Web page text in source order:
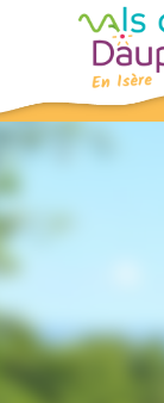
Panneau de